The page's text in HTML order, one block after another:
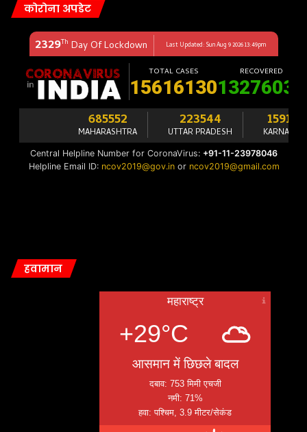
कोरोना अपडेट
हवामान
महाराष्ट्र
+29°C
आसमान में छिछले बादल
दबाव: 753 मिमी एचजी
नमी: 71%
हवा: पश्चिम, 3.9 मीटर/सेकंड